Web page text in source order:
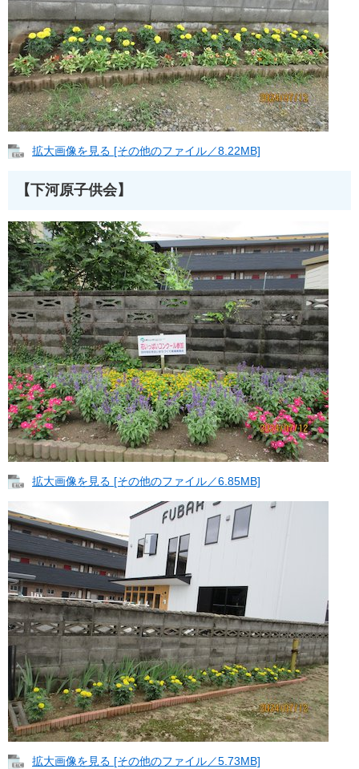
拡大画像を見る [その他のファイル／8.22MB]
【下河原子供会】
拡大画像を見る [その他のファイル／6.85MB]
拡大画像を見る [その他のファイル／5.73MB]